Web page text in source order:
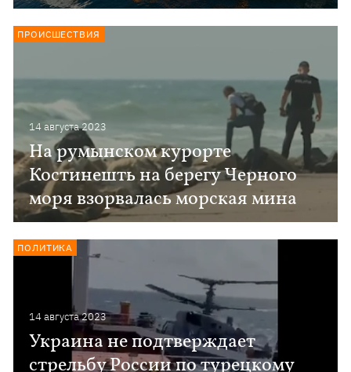
14 августа 2023
На румынском курорте
Костинешть на берегу Черного
моря взорвалась морская мина
ПРОИСШЕСТВИЯ
14 августа 2023
Украина не подтверждает
стрельбу России по турецкому
ПОЛИТИКА